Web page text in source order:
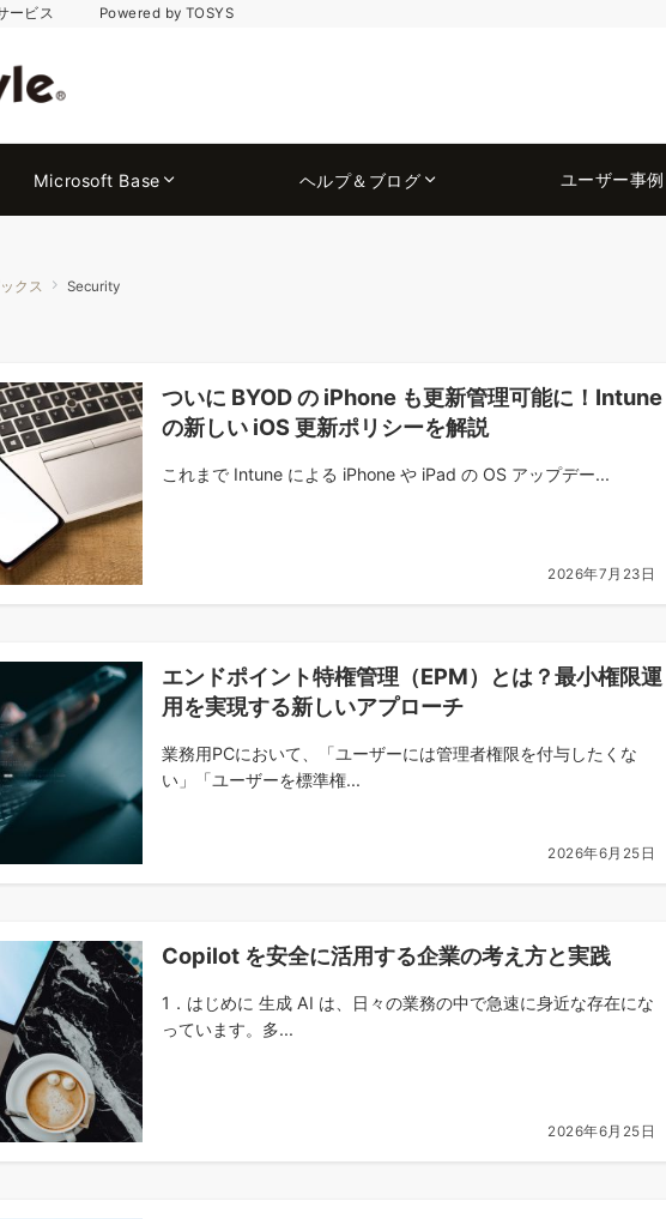
サービス Powered by TOSYS
Microsoft Base ヘルプ＆ブログ ユーザー事例
クス Security
ついに BYOD の iPhone も更新管理可能に！Intune
の新しい iOS 更新ポリシーを解説
これまで Intune による iPhone や iPad の OS アップデー...
2026年7月23日
エンドポイント特権管理（EPM）とは？最小権限運
用を実現する新しいアプローチ
業務用PCにおいて、「ユーザーには管理者権限を付与したくな
い」「ユーザーを標準権...
2026年6月25日
Copilot を安全に活用する企業の考え方と実践
1．はじめに 生成 AI は、日々の業務の中で急速に身近な存在にな
っています。多...
2026年6月25日